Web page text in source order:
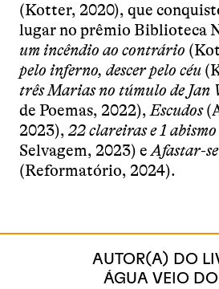
(Kotter, 2020), que
lugar no prêmio Biblioteca
um incêndio ao contrário
pelo inferno, descer pelo céu
três Marias no túmulo de Jan
de Poemas, 2022),Escudos
2023), 22 clareiras e 1 abismo
Selvagem, 2023) eAfastar-
(Reformatório, 2024).
AUTOR(A) DO
ÁGUA VEIO